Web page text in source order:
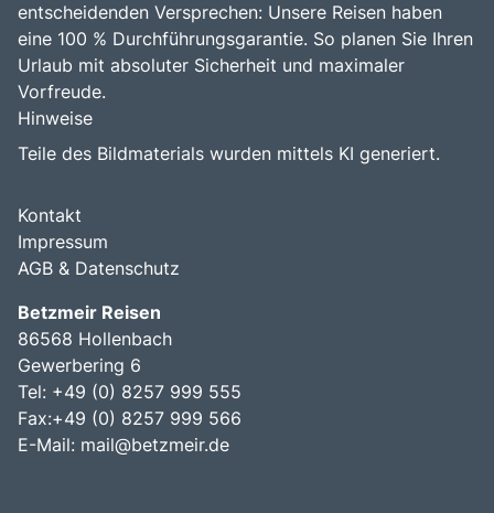
entscheidenden Versprechen: Unsere Reisen haben
eine 100 % Durchführungsgarantie. So planen Sie Ihren
Urlaub mit absoluter Sicherheit und maximaler
Vorfreude.
Hinweise
Teile des Bildmaterials wurden mittels KI generiert.
Kontakt
Impressum
AGB & Datenschutz
Betzmeir Reisen
86568 Hollenbach
Gewerbering 6
Tel: +49 (0) 8257 999 555
Fax:+49 (0) 8257 999 566
E-Mail: mail@betzmeir.de